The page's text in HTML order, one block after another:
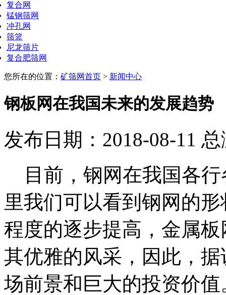
复合网
锰钢筛网
冲孔网
筛篮
尼龙筛片
复合肥筛网
您所在的位置： 矿筛网首页 > 新闻中心
钢板网在我国未来的发展趋势
发布日期：2018-08-11
目前，钢网在我国各行
里我们可以看到钢网的
程度的逐步提高，金属
其优雅的风采，因此，
场前景和巨大的投资价